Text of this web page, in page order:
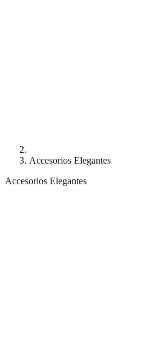
Accesorios Elegantes
Accesorios Elegantes